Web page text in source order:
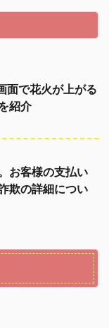
面で花火が上がる
紹介
お客様の支払い
欺の詳細につい